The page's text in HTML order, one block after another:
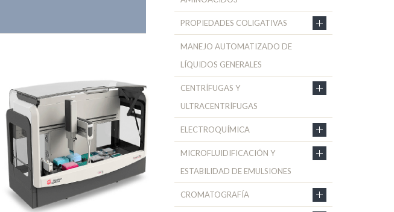
PROPIEDADES COLIGATIVAS
MANEJO AUTOMATIZADO DE
LÍQUIDOS GENERALES
CENTRÍFUGAS Y
ULTRACENTRÍFUGAS
ELECTROQUÍMICA
MICROFLUIDIFICACIÓN Y
ESTABILIDAD DE EMULSIONES
CROMATOGRAFÍA